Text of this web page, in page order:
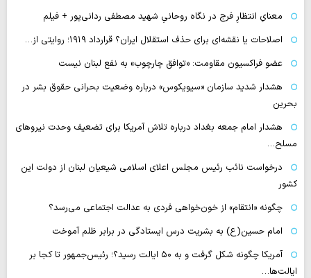
معنایِ انتظارِ فرج در نگاه روحانیِ شهید مصطفی ردانی‌پور + فیلم
اصلاحات یا نقشه‌ای برای حذف استقلال ایران؟ قرارداد ۱۹۱۹؛ روایتی از…
عضو فراکسیون مقاومت: «توافق چارچوب» به نفع لبنان نیست
هشدار شدید سازمان «سیویکوس» درباره وضعیت بحرانی حقوق بشر در
بحرین
هشدار امام جمعه بغداد درباره تلاش آمریکا برای تضعیف وحدت نیروهای
مسلح…
درخواست نائب رئیس مجلس اعلای اسلامی شیعیان لبنان از دولت این
کشور
چگونه «انتقام» از خون‌خواهی فردی به عدالت اجتماعی می‌رسد؟
امام حسین(ع) به بشریت درس ایستادگی در برابر ظلم آموخت
آمریکا چگونه شکل گرفت و به ۵۰ ایالت رسید؟؛ رئیس‌جمهور تا کجا بر
ایالت‌ها…